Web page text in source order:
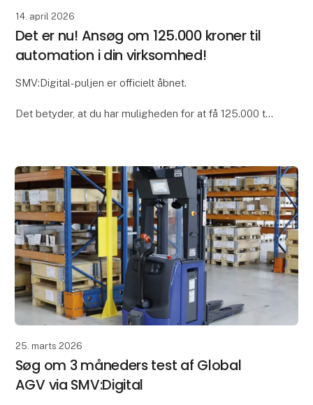
14. april 2026
Det er nu! Ansøg om 125.000 kroner til
automation i din virksomhed!
SMV:Digital-puljen er officielt åbnet.
Det betyder, at du har muligheden for at få 125.000 til
25. marts 2026
Søg om 3 måneders test af Global
AGV via SMV:Digital